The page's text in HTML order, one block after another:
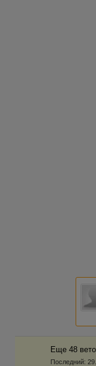
Еще 48
Последний: